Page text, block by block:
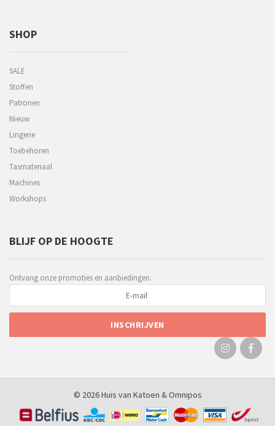
SHOP
SALE
Stoffen
Patronen
Nieuw
Lingerie
Toebehoren
Tasmateriaal
Machines
Workshops
BLIJF OP DE HOOGTE
Ontvang onze promoties en aanbiedingen.
© 2026 Huis van Katoen &Omnipos